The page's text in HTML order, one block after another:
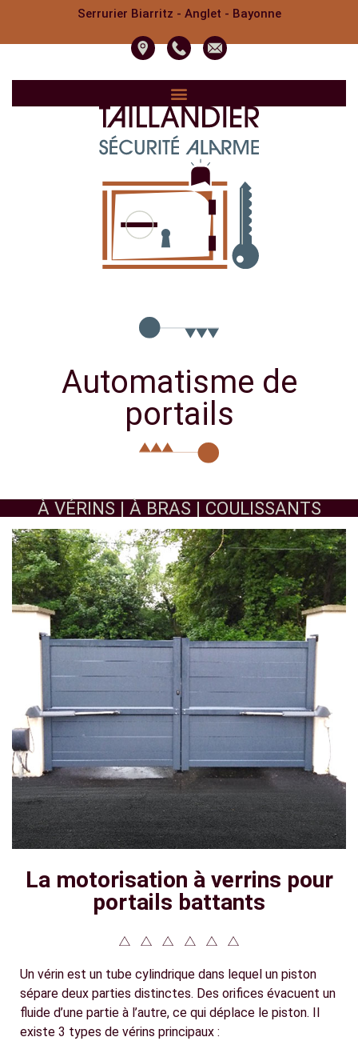
Serrurier Biarritz - Anglet - Bayonne
Automatisme de
portails
À VÉRINS | À BRAS | COULISSANTS
La motorisation à verrins pour
portails battants
Un vérin est un tube cylindrique dans lequel un piston
sépare deux parties distinctes. Des orifices évacuent un
fluide d’une partie à l’autre, ce qui déplace le piston. Il
existe 3 types de vérins principaux :